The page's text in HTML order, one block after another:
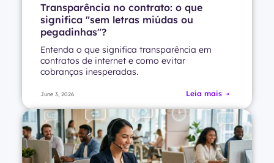
Transparência no contrato: o que
significa "sem letras miúdas ou
pegadinhas"?
Entenda o que significa transparência em
contratos de internet e como evitar
cobranças inesperadas.
June 3, 2026 Leia mais